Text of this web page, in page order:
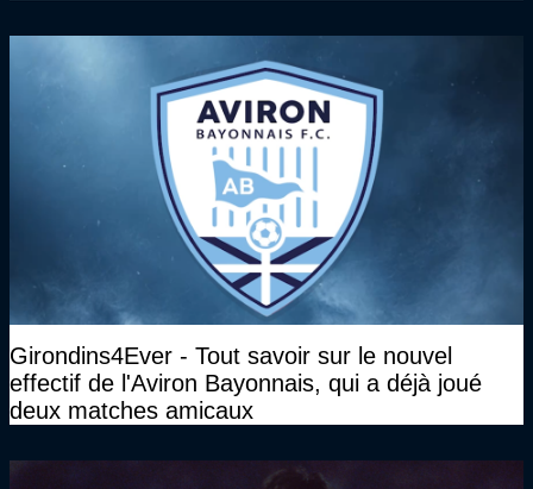
Girondins4Ever - Tout savoir sur le nouvel
effectif de l'Aviron Bayonnais, qui a déjà joué
deux matches amicaux